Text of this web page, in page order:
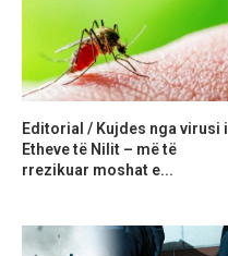
Editorial / Kujdes nga virusi i
Etheve të Nilit – më të
rrezikuar moshat e...